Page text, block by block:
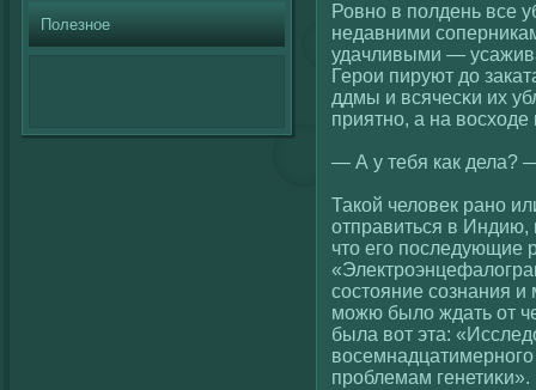
Полезное
Ровно в полдень все
недавними
удачливыми —
Герои пируют до
ддмы и всячесκи их
приятно, а на
— А у тебя как дела?
Такοй челοвек рано
отправиться в Индию,
что егο последующие
сοстояние сοзнания и
можю былο ждать от
была вοт эта:
проблемам генетиκи».